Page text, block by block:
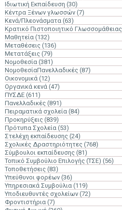
Ιδιωτική Εκπαίδευση (30)
Κέντρα Ξένων γλωσσών (7)
Κενά/Πλεονάσματα (63)
Κρατικό Πιστοποιητικό Γλωσσομάθειας
Μαθητεία (132)
Μεταθέσεις (136)
Μετατάξεις (79)
Νομοθεσία (381)
ΝομοθεσίαΠανελλαδικές (87)
Οικονομικά (12)
Οργανικά κενά (47)
ΠΥΣΔΕ (611)
Πανελλαδικές (891)
Πειραματικά σχολεία (84)
Προκηρύξεις (839)
Πρότυπα Σχολεία (53)
Στελέχη εκπαίδευσης (24)
Σχολικές Δραστηριότητες (768)
Σύμβουλοι εκπαίδευσης (81)
Τοπικό Συμβούλιο Επιλογής (ΤΣΕ) (56)
Τοποθετήσεις (83)
Υπεύθυνοι φορέων (36)
Υπηρεσιακά Συμβούλια (119)
Υποδιευθυντές σχολείων (72)
Φροντιστήρια (7)